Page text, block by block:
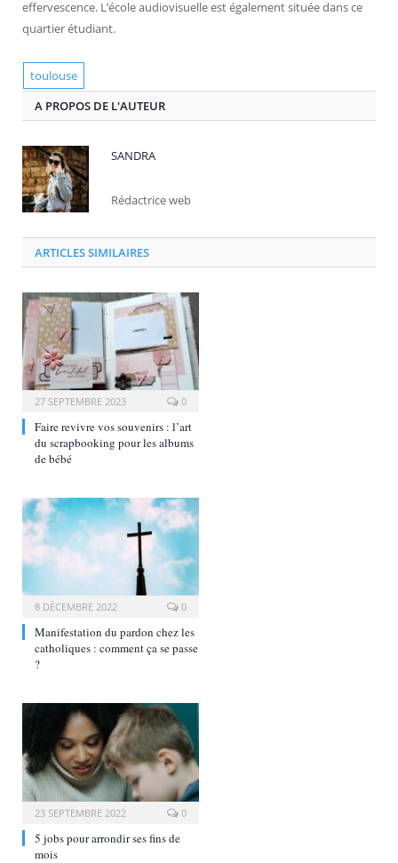
effervescence. L’école audiovisuelle est également située dans ce
quartier étudiant.
toulouse
A PROPOS DE L'AUTEUR
SANDRA
Rédactrice web
ARTICLES SIMILAIRES
27 SEPTEMBRE 2023 0
Faire revivre vos souvenirs : l’art
du scrapbooking pour les albums
de bébé
8 DÉCEMBRE 2022 0
Manifestation du pardon chez les
catholiques : comment ça se passe
?
23 SEPTEMBRE 2022 0
5 jobs pour arrondir ses fins de
mois